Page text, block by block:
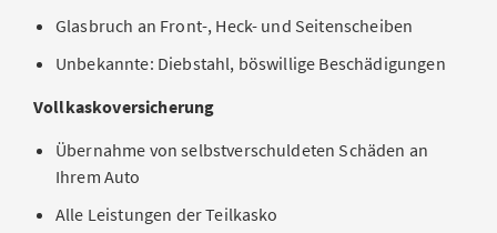
Glasbruch an Front-, Heck- und Seitenscheiben
Unbekannte: Diebstahl, böswillige Beschädigungen
Vollkaskoversicherung
Übernahme von selbstverschuldeten Schäden an
Ihrem Auto
Alle Leistungen der Teilkasko